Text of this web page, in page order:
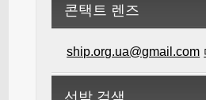
콘택트 렌즈
ship.org.ua@gmail.com
선박 검색